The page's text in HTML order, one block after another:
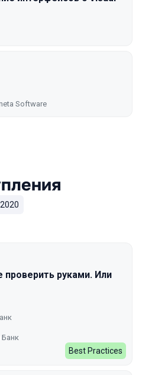
Software
2020
руками. Или
Банк
Best Practices